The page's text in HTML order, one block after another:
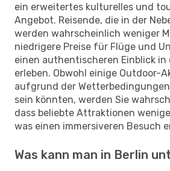
ein erweitertes kulturelles und
Angebot. Reisende, die in der
werden wahrscheinlich weniger
niedrigere Preise für Flüge und
einen authentischeren Einblick in
erleben. Obwohl einige Outdoor-
aufgrund der
sein könnten, werden Sie
dass beliebte Attraktionen
was einen immersiveren Besuch
Was kann man in Berlin